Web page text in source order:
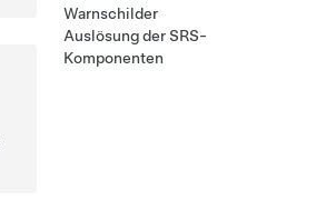
Warnschilder
Auslösung der SRS-
Komponenten